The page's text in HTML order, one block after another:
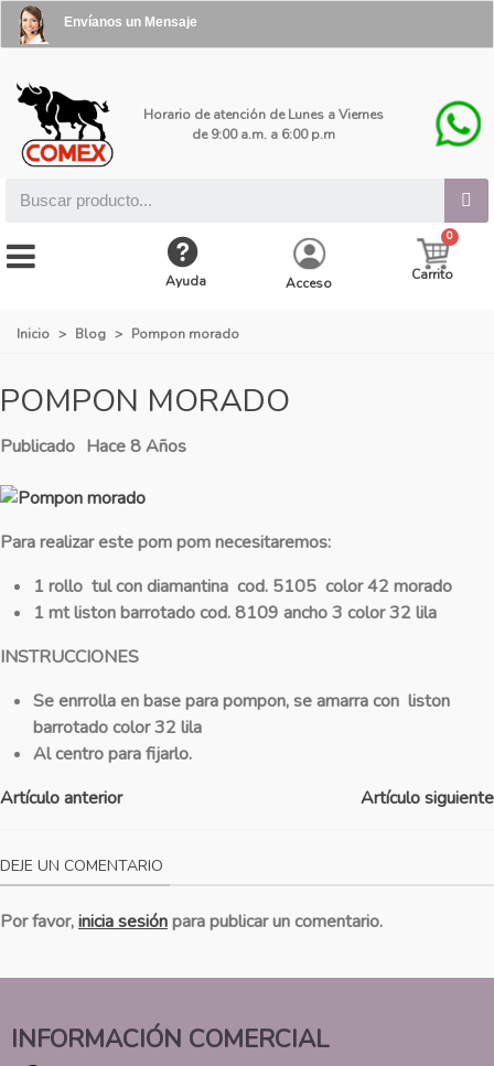
Envíanos un Mensaje
Horario de atención de Lunes a Viernes
de 9:00 a.m. a 6:00 p.m
Ayuda Acceso Carrito
Inicio > Blog > Pompon morado
POMPON MORADO
Publicado Hace 8 Años
Para realizar este pom pom necesitaremos:
1 rollo tul con diamantina cod. 5105 color 42 morado
1 mt liston barrotado cod. 8109 ancho 3 color 32 lila
INSTRUCCIONES
Se enrrolla en base para pompon, se amarra con liston
barrotado color 32 lila
Al centro para fijarlo.
Artículo anterior
Artículo siguiente
DEJE UN COMENTARIO
Por favor,inicia sesiónpara publicar un comentario.
INFORMACIÓN COMERCIAL